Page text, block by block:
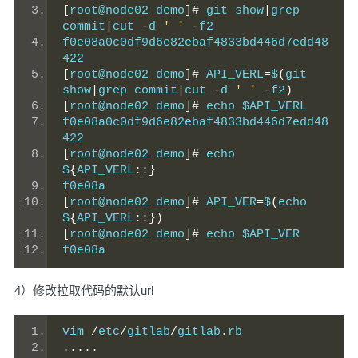
root@node02 demo ]# git show grep
commit
cut -d ' ' -f2
f0e08a0c0df9d6e82ebaf4833bd446d7edd48
422
root@node02 demo ]# API_VERL=$( git
show grep commit cut -d ' ' -f2 )
root@node02 demo ]# echo $API_VERL
f0e08a0c0df9d6e82ebaf4833bd446d7edd48
422
root@node02 demo ]# echo
${API_VERL ::}
f0e08a
root@node02 demo ]# API_VER=$( echo
${API_VERL ::})
root@node02 demo ]# echo $API_VER
f0e08a
4）修改拉取代码的默认url
vim /etc/gitlab/gitlab . rb
.....